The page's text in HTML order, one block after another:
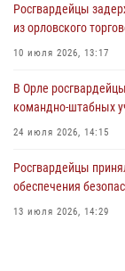
Росгвардейцы
из орловского
10 июля 2026, 13:17
В Орле
командно-штабных
24 июля 2026, 14:15
Росгвардейцы
обеспечения
13 июля 2026, 14:29